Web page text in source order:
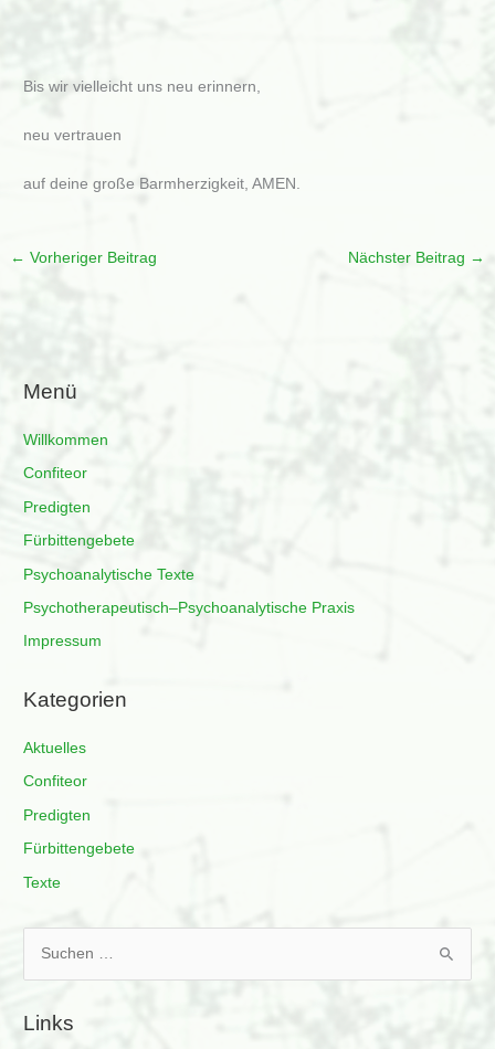
Menü
Willkommen
Confiteor
Predigten
Fürbittengebete
Psychoanalytische Texte
Psychotherapeutisch–Psychoanalytische Praxis
Impressum
Kategorien
Aktuelles
Confiteor
Predigten
Fürbittengebete
Texte
h
Links
Bis wir vielleicht uns neu erinnern,
neu vertrauen
auf deine große Barmherzigkeit, AMEN.
← Vorheriger Beitrag Nächster Beitrag →